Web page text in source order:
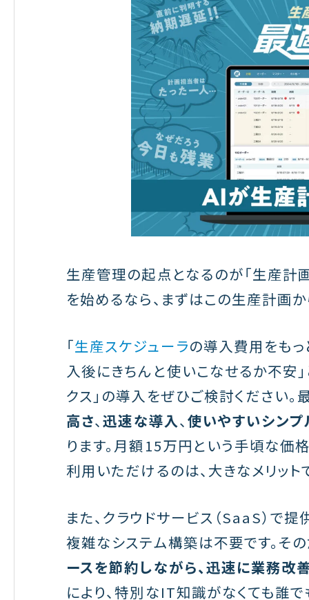
生産管理の起点となるのが「生産計画
を始めるなら、まずはこの生産計画
「生産スケジューラの導入費用をもっ
入後にきちんと使いこなせるか不安
クス」の導入をぜひご検討ください。
高さ、迅速な導入、 使いやすいシン
ります。月額15万円という手頃な価
利用いただけるのは、大きなメリット
また、クラウドサービス（SaaS）で
複雑なシステム構築は不要です。そ
ースを節約しながら、迅速に業務改
により、特別なIT知識がなくても誰で